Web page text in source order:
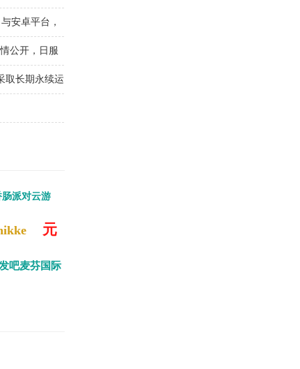
安卓平台，
公开，日服
取长期永续运
肠派对云游
元
吧麦芬国际